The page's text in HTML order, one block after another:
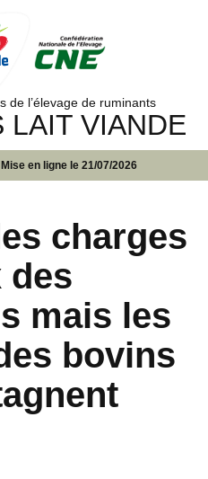
de l’élevage de ruminants
LAIT VIANDE
en ligne le 21/07/2026
charges
des
mais les
bovins